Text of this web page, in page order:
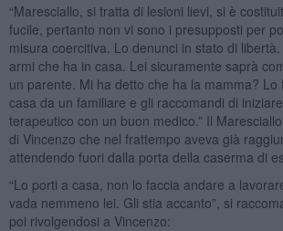
“Maresciallo, si tratta di lesioni lievi, si è
fucile, pertanto non vi sono i presupposti per
misura coercitiva. Lo denunci in stato di
armi che ha in casa. Lei sicuramente saprà
un parente. Mi ha detto che ha la mamma? Lo
casa da un familiare e gli raccomandi di
terapeutico con un buon medico.” Il
di Vincenzo che nel frattempo aveva già
attendendo fuori dalla porta della caserma di
“Lo porti a casa, non lo faccia andare a
vada nemmeno lei. Gli stia accanto”, si
poi rivolgendosi a Vincenzo: